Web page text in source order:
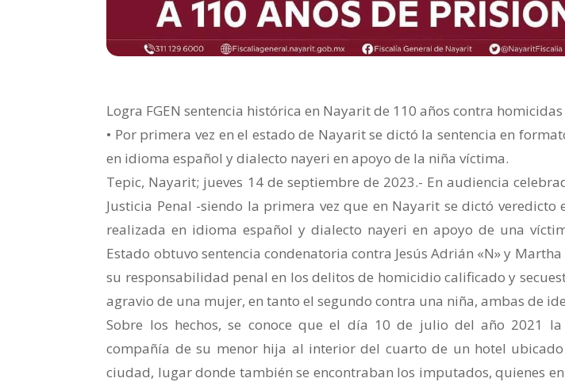
Logra FGEN sentencia histórica en Nayarit de 110 años contra
• Por primera vez en el estado de Nayarit se dictó la sentencia en
en idioma español y dialecto nayeri en apoyo de la niña víctima.
Tepic, Nayarit; jueves 14 de septiembre de 2023.- En audiencia
Justicia Penal -siendo la primera vez que en Nayarit se dictó
realizada en idioma español y dialecto nayeri en apoyo de una
Estado obtuvo sentencia condenatoria contra Jesús Adrián «N» y
su responsabilidad penal en los delitos de homicidio calificado y
agravio de una mujer, en tanto el segundo contra una niña, ambas de
Sobre los hechos, se conoce que el día 10 de julio del año 2021
compañía de su menor hija al interior del cuarto de un hotel ubicado
ciudad, lugar donde también se encontraban los imputados, quienes